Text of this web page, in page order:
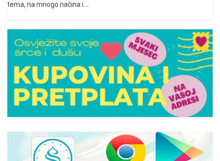
tema, na mnogo načina i...